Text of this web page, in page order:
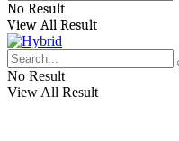
No Result
View All Result
No Result
View All Result